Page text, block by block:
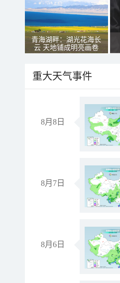
青海湖畔：湖光花海长
云 天地铺成明亮画卷
重大天气事件
8月8日
8月7日
8月6日